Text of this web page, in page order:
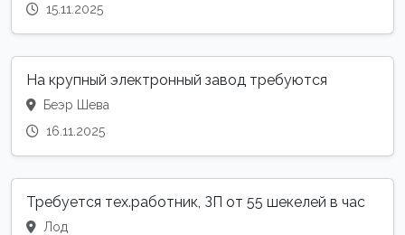
15.11.2025
На крупный электронный завод требуются
Беэр Шева
16.11.2025
Требуется тех.работник, ЗП от 55 шекелей в час
Лод